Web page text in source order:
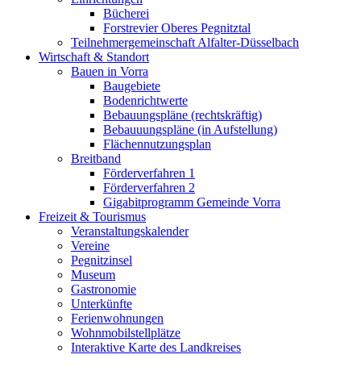
Bücherei
Forstrevier Oberes Pegnitztal
Teilnehmergemeinschaft Alfalter-Düsselbach
Wirtschaft & Standort
Bauen in Vorra
Baugebiete
Bodenrichtwerte
Bebauungspläne (rechtskräftig)
Bebauuungspläne (in Aufstellung)
Flächennutzungsplan
Breitband
Förderverfahren 1
Förderverfahren 2
Gigabitprogramm Gemeinde Vorra
Freizeit & Tourismus
Veranstaltungskalender
Vereine
Pegnitzinsel
Museum
Gastronomie
Unterkünfte
Ferienwohnungen
Wohnmobilstellplätze
Interaktive Karte des Landkreises